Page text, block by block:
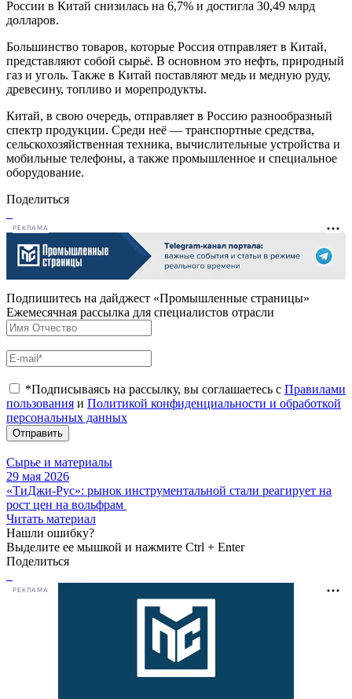
России в Китай снизилась на 6,7% и достигла 30,49 млрд
долларов.
Большинство товаров, которые Россия отправляет в Китай,
представляют собой сырьё. В основном это нефть, природный
газ и уголь. Также в Китай поставляют медь и медную руду,
древесину, топливо и морепродукты.
Китай, в свою очередь, отправляет в Россию разнообразный
спектр продукции. Среди неё — транспортные средства,
сельскохозяйственная техника, вычислительные устройства и
мобильные телефоны, а также промышленное и специальное
оборудование.
Поделиться
РЕКЛАМА
Подпишитесь на дайджест «Промышленные страницы»
Ежемесячная рассылка для специалистов отрасли
*Подписываясь на рассылку, вы соглашаетесь с Правилами
пользования и Политикой конфиденциальности и обработкой
персональных данных
Отправить
Сырье и материалы
29 мая 2026
«ТиДжи-Рус»: рынок инструментальной стали реагирует на
рост цен на вольфрам
Читать материал
Нашли ошибку?
Выделите ее мышкой и нажмите Ctrl + Enter
Поделиться
РЕКЛАМА